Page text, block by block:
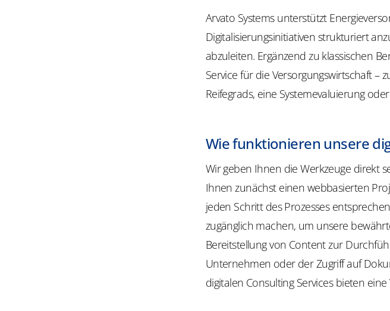
Arvato Systems unterstützt
Digitalisierungsinitiativen strukturiert
abzuleiten. Ergänzend zu klassischen
Service für die Versorgungswirtschaft –
Reifegrads, eine Systemevaluierung
Wie funktionieren unsere
Wir geben Ihnen die Werkzeuge direkt
Ihnen zunächst einen webbasierten
jeden Schritt des Prozesses
zugänglich machen, um unsere
Bereitstellung von Content zur
Unternehmen oder der Zugriff auf
digitalen Consulting Services bieten